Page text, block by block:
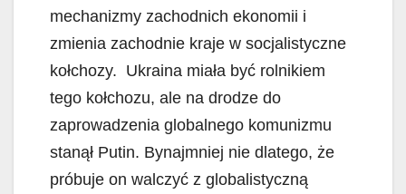
mechanizmy zachodnich ekonomii i
zmienia zachodnie kraje w socjalistyczne
kołchozy. Ukraina miała być rolnikiem
tego kołchozu, ale na drodze do
zaprowadzenia globalnego komunizmu
stanął Putin. Bynajmniej nie dlatego, że
próbuje on walczyć z globalistyczną